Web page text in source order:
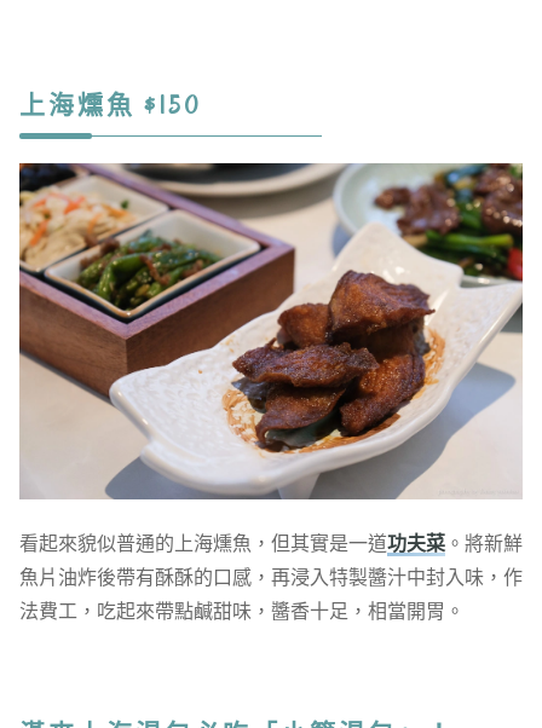
上海燻魚 $150
看起來貌似普通的上海燻魚，但其實是一道功夫菜。將新鮮
魚片油炸後帶有酥酥的口感，再浸入特製醬汁中封入味，作
法費工，吃起來帶點鹹甜味，醬香十足，相當開胃。